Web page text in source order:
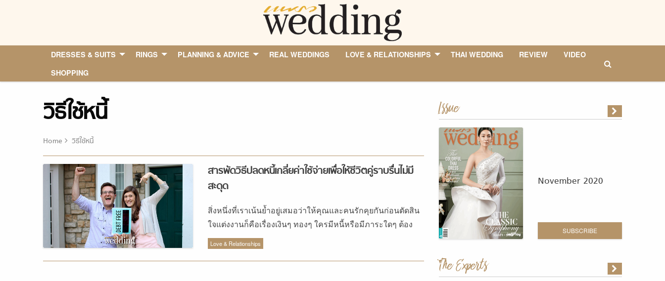
DRESSES & SUITS RINGS PLANNING & ADVICE REAL WEDDINGS LOVE & RELATIONSHIPS THAI WEDDING REVIEW
VIDEO
SHOPPING
วิธีใช้หนี้
Home วิธีใช้หนี้
สารพัดวิธีปลดหนี้เกลี่ยค่าใช้จ่ายเพื่อให้ชีวิตคู่ราบรื่นไม่มี
สะดุด
สิ่งหนึ่งที่เราเน้นย้ำอยู่เสมอว่าให้คุณและคนรักคุยกันก่อนตัดสิน
ใจแต่งงานก็คือเรื่องเงินๆ ทองๆ ใครมีหนี้หรือมีภาระใดๆ ต้อง
บอกให้ชัดเจน และแน่นอนว่ามีหลายคนทำตามคำแนะนำ แต่!
อยู่ไปอยู่มาหนี้ก็โผล่ขึ้นมาซะอย่างนั้น ทั้งที่เกิดจากความตั้งใจ
Love & Relationships
Issue
November 2020
SUBSCRIBE
The Experts